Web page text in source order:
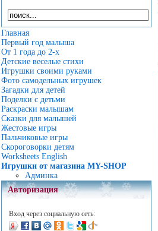
Главная
Первый год малыша
От 1 года до 2-х
Детские веселые стихи
Игрушки своими руками
Фото самодельных игрушек
Загадки для детей
Поделки с детьми
Раскраски малышам
Сказки для малышей
Жестовые игры
Пальчиковые игры
Скороговорки детям
Worksheets English
Игрушки от магазина MY-SHOP
Админка
Авторизация
Вход через социальную сеть: